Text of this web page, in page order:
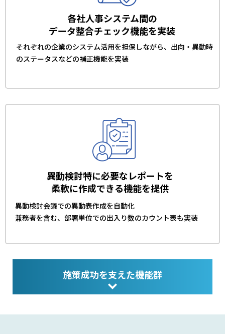
各社人事システム間の
データ整合チェック機能を実装
それぞれの企業のシステム活用を担保しながら、出向・異動時
のステータスなどの補正機能を実装
異動検討特に必要なレポートを
柔軟に作成できる機能を提供
異動検討会議での異動表作成を自動化
兼務者を含む、部署単位での出入り数のカウント表も実装
施策成功を支えた機能群